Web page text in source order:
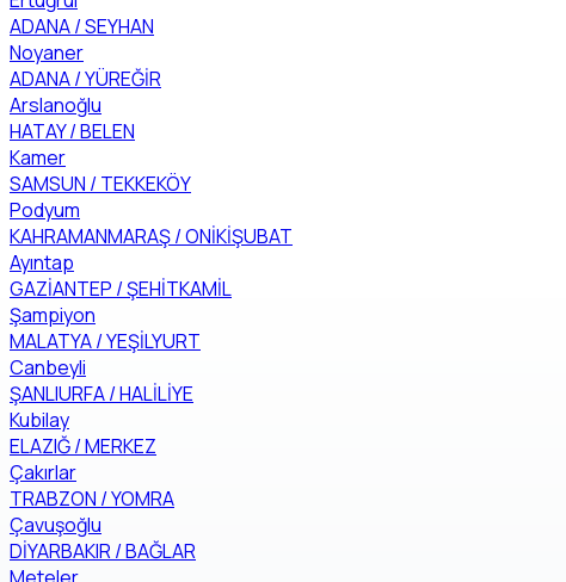
ADANA / SEYHAN
Noyaner
ADANA / YÜREĞİR
Arslanoğlu
HATAY / BELEN
Kamer
SAMSUN / TEKKEKÖY
Podyum
KAHRAMANMARAŞ / ONİKİŞUBAT
Ayıntap
GAZİANTEP / ŞEHİTKAMİL
Şampiyon
MALATYA / YEŞİLYURT
Canbeyli
ŞANLIURFA / HALİLİYE
Kubilay
ELAZIĞ / MERKEZ
Çakırlar
TRABZON / YOMRA
Çavuşoğlu
DİYARBAKIR / BAĞLAR